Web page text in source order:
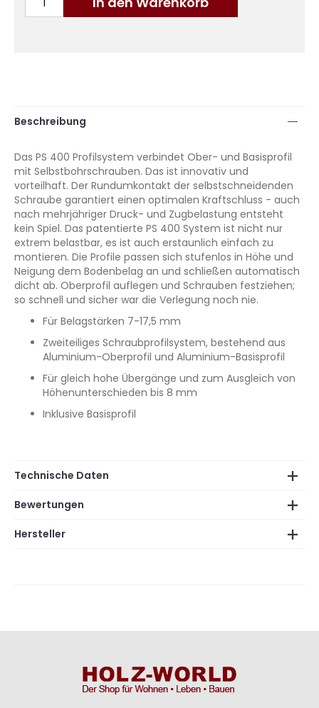
Beschreibung
Das PS 400 Profilsystem verbindet Ober- und Basisprofil
mit Selbstbohrschrauben. Das ist innovativ und
vorteilhaft. Der Rundumkontakt der selbstschneidenden
Schraube garantiert einen optimalen Kraftschluss - auch
nach mehrjähriger Druck- und Zugbelastung entsteht
kein Spiel. Das patentierte PS 400 System ist nicht nur
extrem belastbar, es ist auch erstaunlich einfach zu
montieren. Die Profile passen sich stufenlos in Höhe und
Neigung dem Bodenbelag an und schließen automatisch
dicht ab. Oberprofil auflegen und Schrauben festziehen;
so schnell und sicher war die Verlegung noch nie.
Für Belagstärken 7-17,5 mm
Zweiteiliges Schraubprofilsystem, bestehend aus
Aluminium-Oberprofil und Aluminium-Basisprofil
Für gleich hohe Übergänge und zum Ausgleich von
Höhenunterschieden bis 8 mm
Inklusive Basisprofil
Technische Daten
Bewertungen
Hersteller